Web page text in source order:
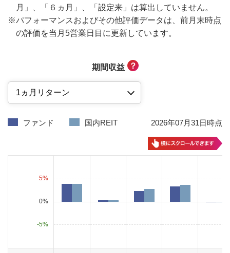
月」、「６ヵ月」、「設定来」は算出していません。
※パフォーマンスおよびその他評価データは、前月末時点
の評価を当月5営業日目に更新しています。
期間収益 ？
ファンド 国内REIT 2026年07月31日時点
5%
0%
-5%